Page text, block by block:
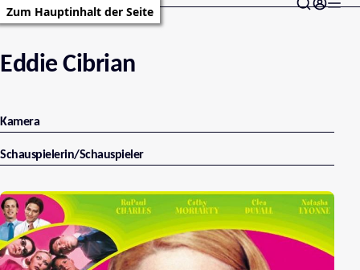
Zum Hauptinhalt der Seite
Eddie Cibrian
Kamera
Schauspielerin/Schauspieler